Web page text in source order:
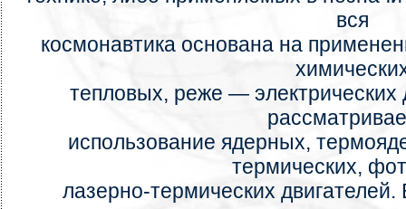
вся
космонавтика основана на
тепловых, реже — электрических
использование ядерных,
термических,
лазерно-термических